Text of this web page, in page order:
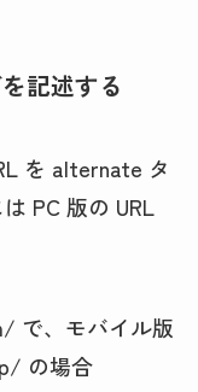
記述する
を alternate タ
PC 版の URL
で、モバイル版
の場合